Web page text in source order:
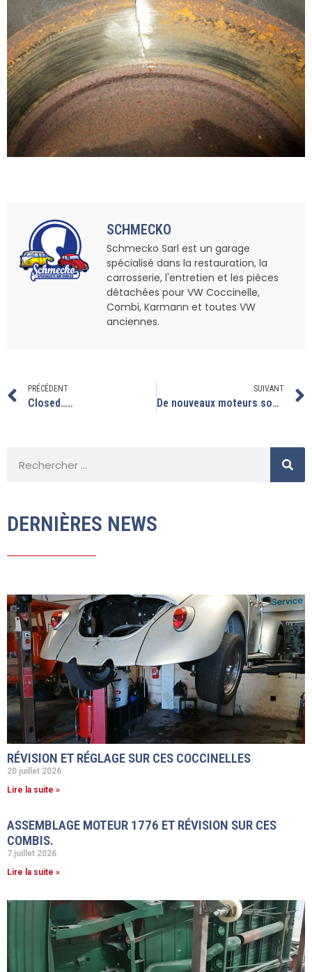
SCHMECKO
Schmecko Sarl est un garage
spécialisé dans la restauration, la
carrosserie, l'entretien et les pièces
détachées pour VW Coccinelle,
Combi, Karmann et toutes VW
anciennes.
PRÉCÉDENT
Closed…..
SUIVANT
De nouveaux moteurs sont en refection.
DERNIÈRES NEWS
RÉVISION ET RÉGLAGE SUR CES COCCINELLES
20 juillet 2026
Lire la suite »
ASSEMBLAGE MOTEUR 1776 ET RÉVISION SUR CES
COMBIS.
7 juillet 2026
Lire la suite »